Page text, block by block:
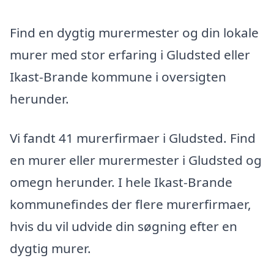
Find en dygtig murermester og din lokale
murer med stor erfaring i Gludsted eller
Ikast-Brande kommune i oversigten
herunder.
Vi fandt 41 murerfirmaer i Gludsted. Find
en murer eller murermester i Gludsted og
omegn herunder. I hele Ikast-Brande
kommunefindes der flere murerfirmaer,
hvis du vil udvide din søgning efter en
dygtig murer.